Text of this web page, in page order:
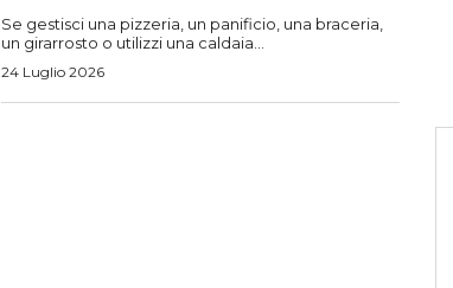
Se gestisci una pizzeria, un panificio, una braceria,
un girarrosto o utilizzi una caldaia...
24 Luglio 2026